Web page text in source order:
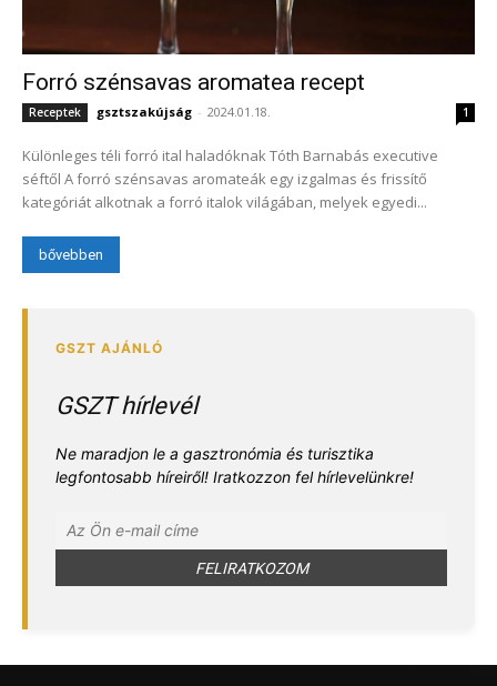
Forró szénsavas aromatea recept
Receptek gsztszakújság - 2024.01.18. 1
Különleges téli forró ital haladóknak Tóth Barnabás executive
séftől A forró szénsavas aromateák egy izgalmas és frissítő
kategóriát alkotnak a forró italok világában, melyek egyedi...
bővebben
GSZT hírlevél
Ne maradjon le a gasztronómia és turisztika
legfontosabb híreiről! Iratkozzon fel hírlevelünkre!